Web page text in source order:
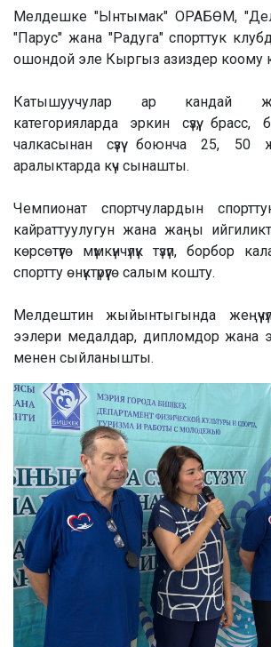
Мелдешке "Ынтымак" ОРАБӨМ,
"Парус" жана "Радуга" спорттук
ошондой эле Кыргыз азиздер коому
Катышуучулар ар кандай
категорияларда эркин сүзүү, брасс,
чалкасынан сүзүү боюнча 25,
аралыктарда күч сынашты.
Чемпионат спортчулардын
кайраттуулугун жана жаңы
көрсөтүүгө мүмкүнчүлүк түзүп, борбор
спортту өнүктүрүүгө салым кошту.
Мелдештин жыйынтыгында
ээлери медалдар, дипломдор жана
менен сыйланышты.